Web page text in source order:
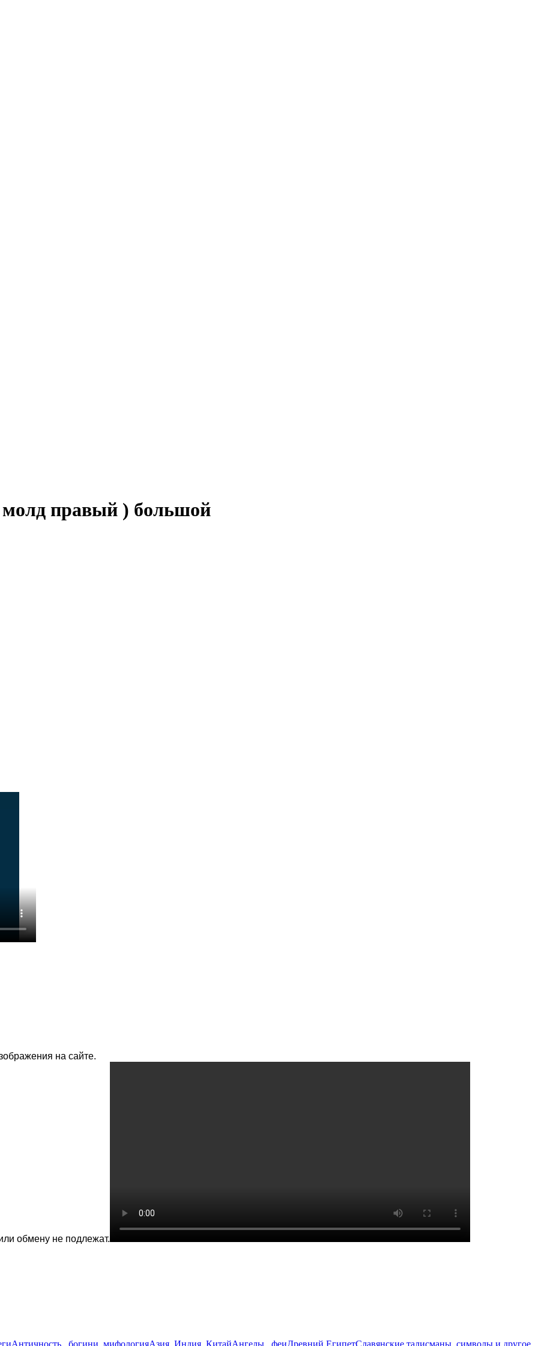
правый ) большой
на сайте.
обмену не подлежат.
Античность , богини, мифологияАзия, Индия, КитайАнгелы , феиДревний ЕгипетСлавянские талисманы, символы и другое